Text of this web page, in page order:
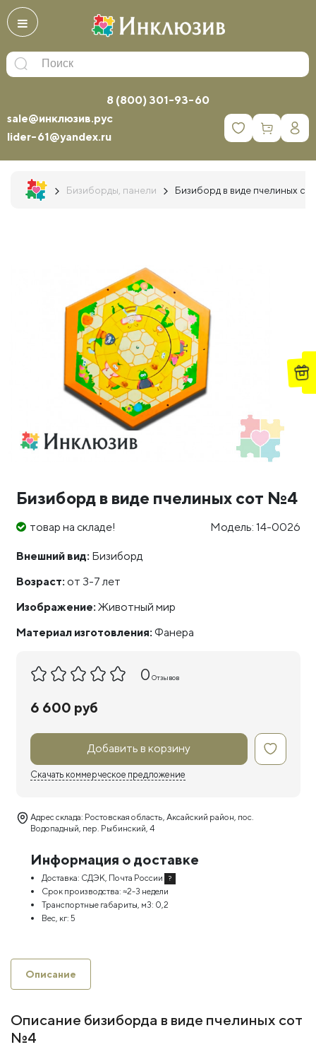
8 (800) 301-93-60
sale@инклюзив.рус
lider-61@yandex.ru
0
Бизиборды, панели Бизиборд в виде пчелиных
Бизиборд в виде пчелиных сот №4
товар на складе! Модель: 14-0026
Внешний вид: Бизиборд
Возраст: от 3-7 лет
Изображение: Животный мир
Материал изготовления: Фанера
0 Отзывов
6 600 руб
Добавить в корзину
Скачать коммерческое предложение
Адрес склада: Ростовская область, Аксайский район, пос.
Водопадный, пер. Рыбинский, 4
Информация о доставке
Доставка: СДЭК, Почта России ?
Срок производства: ≈2-3 недели
Транспортные габариты, м3: 0,2
Вес, кг: 5
Описание
Описание бизиборда в виде пчелиных сот
№4